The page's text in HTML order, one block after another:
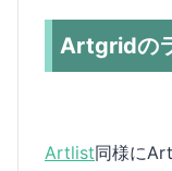
Artgridの
Artlist同様に